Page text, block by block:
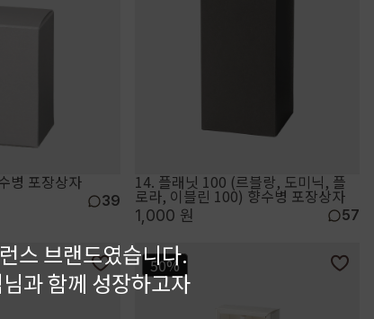
병 포장상자
39
14. 플래닛 100 (르블랑, 도미닉, 플
로라, 이블린 100) 향수병 포장상자
1,000 원 57
50%
스 브랜드였습니다.
과 함께 성장하고자